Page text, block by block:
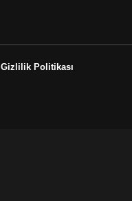
Gizlilik Politikası